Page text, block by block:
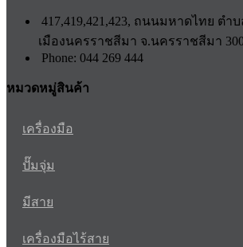
417,419,421,423, ถนนมหาดไทย ตำ
เมืองนครราชสีมา จ.นครราชสีมา
Phone: 044 269 444
หมวดหมู่สินค้า
เครื่องมือ
ปั๊มจุ่ม
มีสาย
เครื่องมือไร้สาย